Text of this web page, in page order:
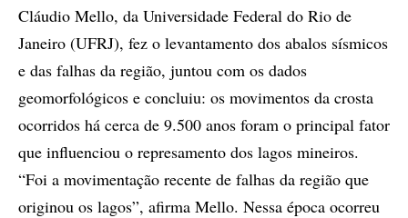
Cláudio Mello, da Universidade Federal do Rio de
Janeiro (UFRJ), fez o levantamento dos abalos sísmicos
e das falhas da região, juntou com os dados
geomorfológicos e concluiu: os movimentos da crosta
ocorridos há cerca de 9.500 anos foram o principal fator
que influenciou o represamento dos lagos mineiros.
“Foi a movimentação recente de falhas da região que
originou os lagos”, afirma Mello. Nessa época ocorreu